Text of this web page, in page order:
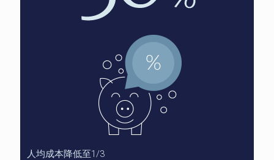
人均成本降低至1/3